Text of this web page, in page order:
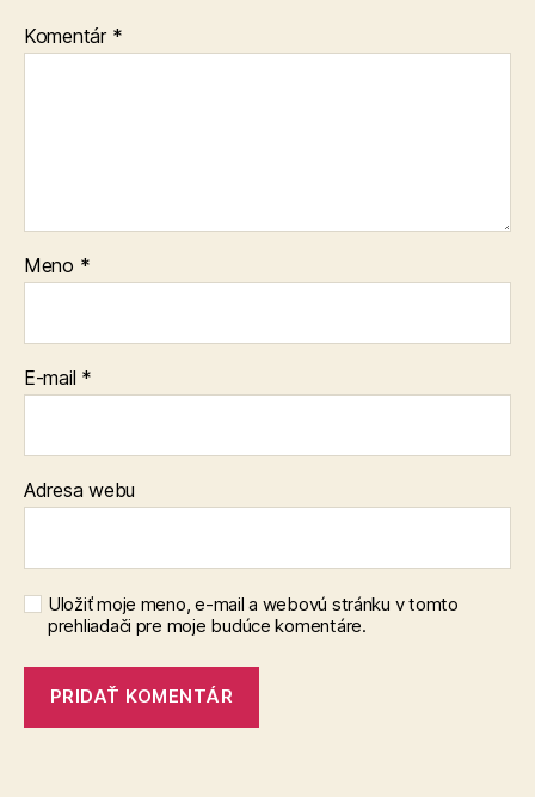
Komentár *
Meno *
E-mail *
Adresa webu
Uložiť moje meno, e-mail a webovú stránku v tomto
prehliadači pre moje budúce komentáre.